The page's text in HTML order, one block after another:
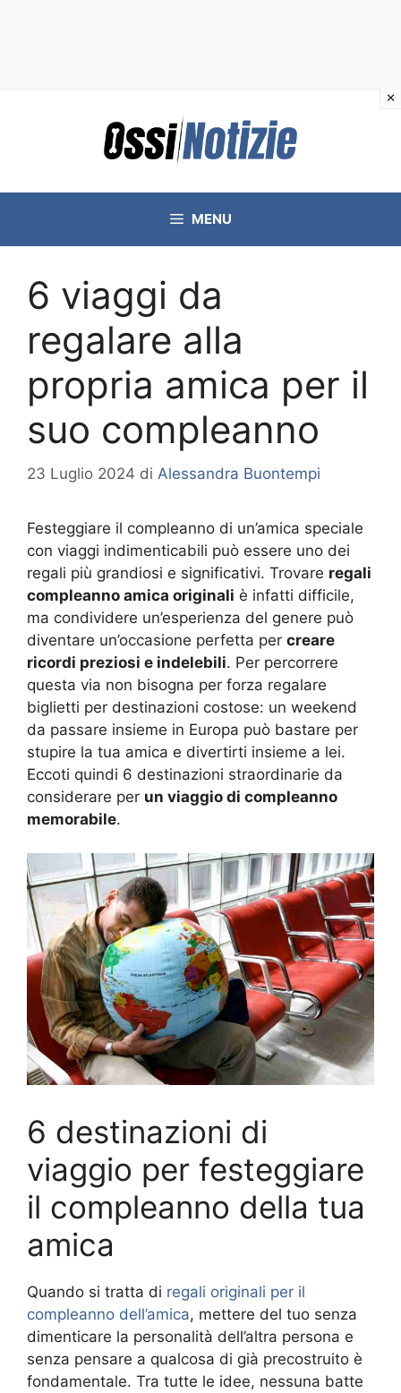
MENU
6 viaggi da
regalare alla
propria amica per il
suo compleanno
23 Luglio 2024 di Alessandra Buontempi
Festeggiare il compleanno di un’amica speciale
con viaggi indimenticabili può essere uno dei
regali più grandiosi e significativi. Trovare regali
compleanno amica originali è infatti difficile,
ma condividere un’esperienza del genere può
diventare un’occasione perfetta per creare
ricordi preziosi e indelebili. Per percorrere
questa via non bisogna per forza regalare
biglietti per destinazioni costose: un weekend
da passare insieme in Europa può bastare per
stupire la tua amica e divertirti insieme a lei.
Eccoti quindi 6 destinazioni straordinarie da
considerare per un viaggio di compleanno
memorabile.
6 destinazioni di
viaggio per festeggiare
il compleanno della tua
amica
Quando si tratta di regali originali per il
compleanno dell’amica, mettere del tuo senza
dimenticare la personalità dell’altra persona e
senza pensare a qualcosa di già precostruito è
fondamentale. Tra tutte le idee, nessuna batte